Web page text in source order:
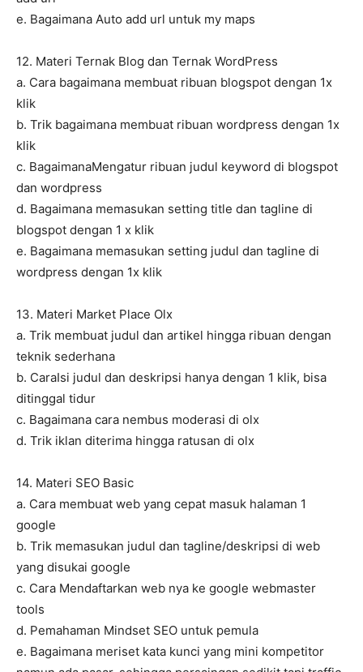
e. Bagaimana Auto add url untuk my maps
12. Materi Ternak Blog dan Ternak WordPress
a. Cara bagaimana membuat ribuan blogspot dengan 1x
klik
b. Trik bagaimana membuat ribuan wordpress dengan 1x
klik
c. BagaimanaMengatur ribuan judul keyword di blogspot
dan wordpress
d. Bagaimana memasukan setting title dan tagline di
blogspot dengan 1 x klik
e. Bagaimana memasukan setting judul dan tagline di
wordpress dengan 1x klik
13. Materi Market Place Olx
a. Trik membuat judul dan artikel hingga ribuan dengan
teknik sederhana
b. CaraIsi judul dan deskripsi hanya dengan 1 klik, bisa
ditinggal tidur
c. Bagaimana cara nembus moderasi di olx
d. Trik iklan diterima hingga ratusan di olx
14. Materi SEO Basic
a. Cara membuat web yang cepat masuk halaman 1
google
b. Trik memasukan judul dan tagline/deskripsi di web
yang disukai google
c. Cara Mendaftarkan web nya ke google webmaster
tools
d. Pemahaman Mindset SEO untuk pemula
e. Bagaimana meriset kata kunci yang mini kompetitor